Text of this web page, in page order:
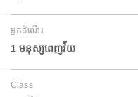
អ្នកដំណើរ
1 មនុស្សពេញវ័យ
Class